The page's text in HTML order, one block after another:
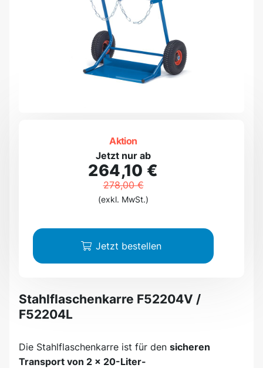
Aktion
Jetzt nur ab
264,10 €
278,00 €
(exkl. MwSt.)
Jetzt bestellen
Stahlflaschenkarre F52204V /
F52204L
Die Stahlflaschenkarre ist für den sicheren
Transport von 2 x 20-Liter-